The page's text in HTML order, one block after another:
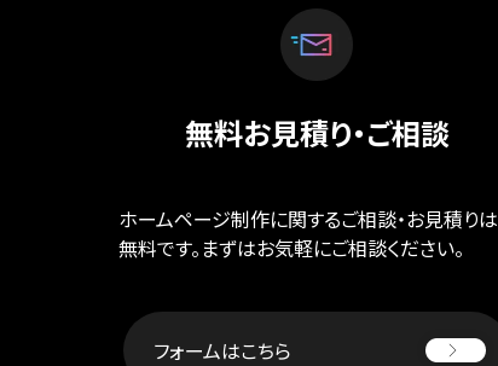
無料お見積り・ご相談
ホームページ制作に関するご相談・お見積りは
無料です。まずはお気軽にご相談ください。
フォームはこちら